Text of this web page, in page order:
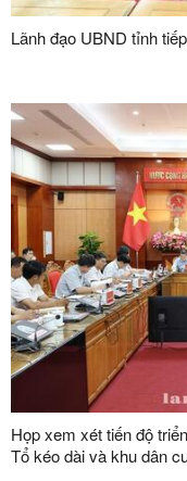
Lãnh đạo UBND tỉnh
Họp xem xét tiến độ
Tổ kéo dài và khu dân